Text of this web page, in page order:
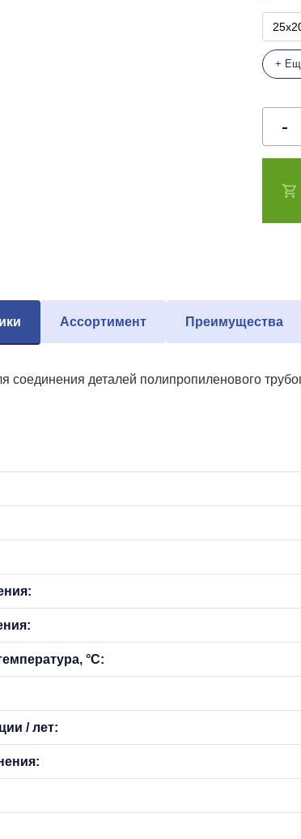
+
Ассортимент Преимущества
соединения деталей полипропиленового
°С:
/ лет: